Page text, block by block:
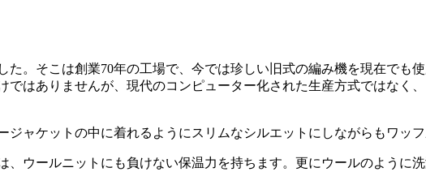
。そこは創業70年の工場で、今では珍しい旧式の編み機を現在でも
はありませんが、現代のコンピューター化された生産方式ではなく
ャケットの中に着れるようにスリムなシルエットにしながらもワッ
ウールニットにも負けない保温力を持ちます。更にウールのように